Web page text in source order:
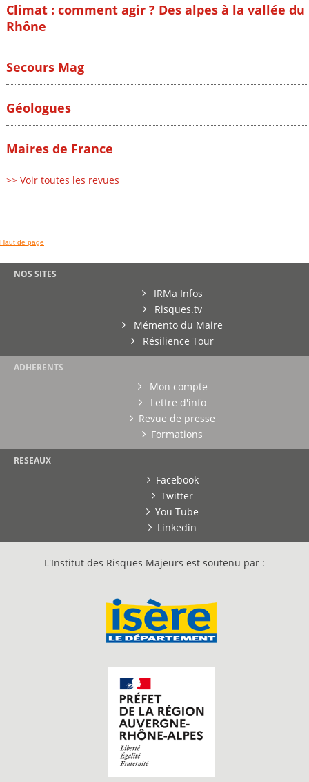
Climat : comment agir ? Des alpes à la vallée du
Rhône
Secours Mag
Géologues
Maires de France
>> Voir toutes les revues
Haut de page
NOS SITES
IRMa Infos
Risques.tv
Mémento du Maire
Résilience Tour
ADHERENTS
Mon compte
Lettre d'info
Revue de presse
Formations
RESEAUX
Facebook
Twitter
You Tube
Linkedin
L'Institut des Risques Majeurs est soutenu par :